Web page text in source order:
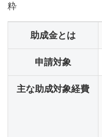
粋
助成金とは
申請対象
主な助成対象経費